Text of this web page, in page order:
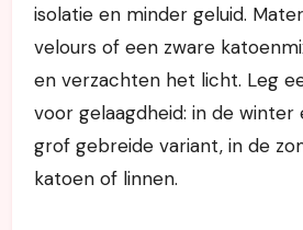
isolatie en minder geluid.
velours of een zware
en verzachten het licht. Leg
voor gelaagdheid: in de winter
grof gebreide variant, in de
katoen of linnen.